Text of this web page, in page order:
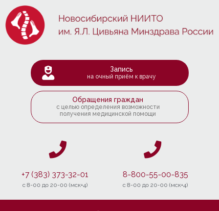
Запись
на очный приём к врачу
Обращения граждан
с целью определения возможности
получения медицинской помощи
+7 (383) 373-32-01
c 8-00 до 20-00 (мск+4)
8-800-55-00-835
c 8-00 до 20-00 (мск+4)